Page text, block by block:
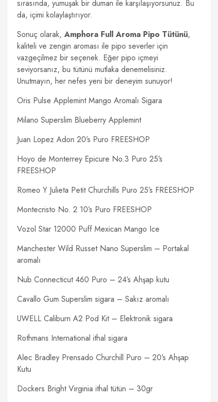
sırasında, yumuşak bir duman ile karşılaşıyorsunuz. Bu
da, içimi kolaylaştırıyor.
Sonuç olarak, Amphora Full Aroma Pipo Tütünü,
kaliteli ve zengin aroması ile pipo severler için
vazgeçilmez bir seçenek. Eğer pipo içmeyi
seviyorsanız, bu tütünü mutlaka denemelisiniz.
Unutmayın, her nefes yeni bir deneyim sunuyor!
Oris Pulse Applemint Mango Aromalı Sigara
Milano Superslim Blueberry Applemint
Juan Lopez Adon 20’s Puro FREESHOP
Hoyo de Monterrey Epicure No.3 Puro 25’s
FREESHOP
Romeo Y Julieta Petit Churchills Puro 25’s FREESHOP
Montecristo No. 2 10’s Puro FREESHOP
Vozol Star 12000 Puff Mexican Mango Ice
Manchester Wild Russet Nano Superslim – Portakal
aromalı
Nub Connecticut 460 Puro – 24’s Ahşap kutu
Cavallo Gum Superslim sigara – Sakız aromalı
UWELL Caliburn A2 Pod Kit – Elektronik sigara
Rothmans International ithal sigara
Alec Bradley Prensado Churchill Puro – 20’s Ahşap
Kutu
Dockers Bright Virginia ithal tütün – 30gr